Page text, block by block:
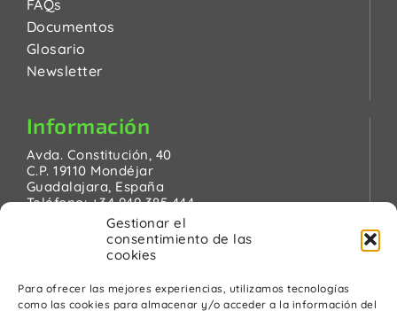
Gestionar el
consentimiento de las
cookies
Para ofrecer las mejores experiencias, utilizamos tecnologías
como las cookies para almacenar y/o acceder a la información del
FAQs
Documentos
Glosario
Newsletter
Información
Avda. Constitución, 40
C.P. 19110 Mondéjar
Guadalajara, España
Teléfono:+34 949 385 444
pinanson@pinanson.eu